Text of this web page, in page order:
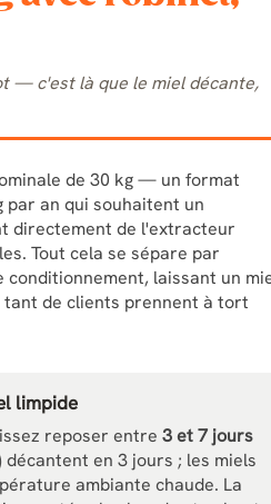
— c'est là que le miel décante,
de 30 kg — un format
an qui souhaitent un
directement de l'extracteur
Tout cela se sépare par
laissant un
tant de clients prennent à tort
limpide
reposer entre 3 et 7 jours
en 3 jours ; les miels
ambiante chaude. La